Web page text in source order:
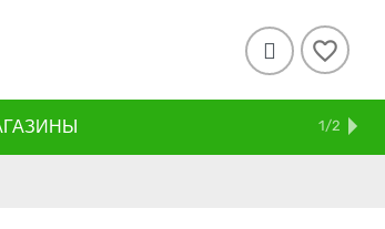

ДОСТАВКА И ОПЛАТА
1/2